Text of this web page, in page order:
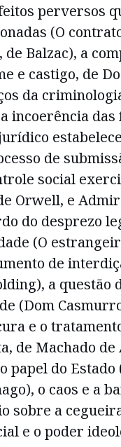
perversos
(O
Balzac), a
e castigo, de
da
incoerência das
de
social
Orwell, e
do desprezo
(O
de
a questão
(Dom
e o
de Machado de
papel do Estado
o caos e a
sobre a
e o poder